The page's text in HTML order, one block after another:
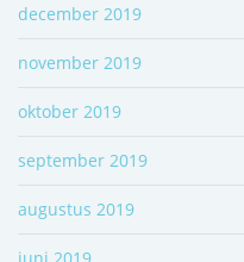
december 2019
november 2019
oktober 2019
september 2019
augustus 2019
juni 2019